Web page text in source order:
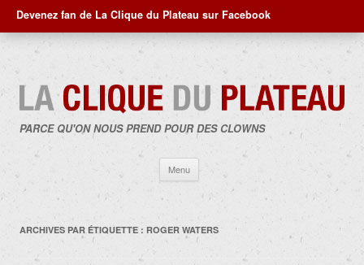
Devenez fan de La Clique du Plateau sur Facebook
PARCE QU'ON NOUS PREND POUR DES CLOWNS
Menu
contenu
ARCHIVES PAR ÉTIQUETTE : ROGER WATERS